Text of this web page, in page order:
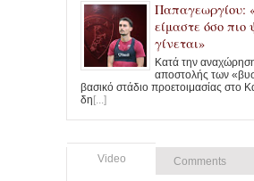
Παπαγεωργίου:
είμαστε όσο πιο
γίνεται»
Κατά την
αποστολής των
βασικό στάδιο προετοιμασίας στο
δη [...]
Video Comments